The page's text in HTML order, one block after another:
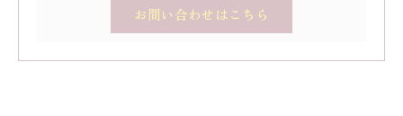
お問い合わせはこちら